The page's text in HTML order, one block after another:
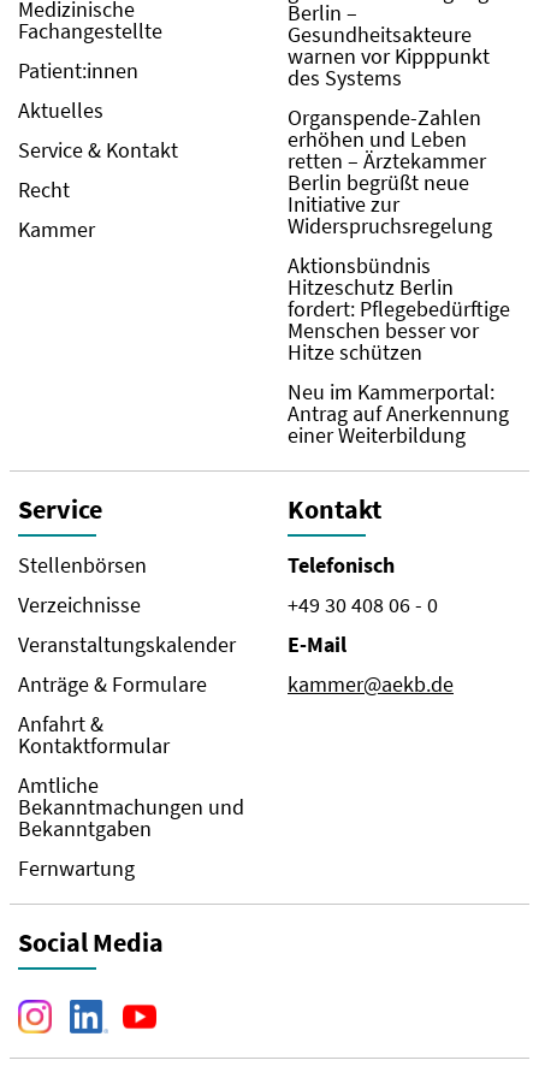
Medizinische
Fachangestellte
Patient:innen
Aktuelles
Service & Kontakt
Recht
Kammer
Berlin –
Gesundheitsakteure
warnen vor Kipppunkt
des Systems
Organspende-Zahlen
erhöhen und Leben
retten – Ärztekammer
Berlin begrüßt neue
Initiative zur
Widerspruchsregelung
Aktionsbündnis
Hitzeschutz Berlin
fordert: Pflegebedürftige
Menschen besser vor
Hitze schützen
Neu im Kammerportal:
Antrag auf Anerkennung
einer Weiterbildung
Service
Stellenbörsen
Verzeichnisse
Veranstaltungskalender
Anträge & Formulare
Anfahrt &
Kontaktformular
Amtliche
Bekanntmachungen und
Bekanntgaben
Fernwartung
Kontakt
Telefonisch
+49 30 408 06 - 0
E-Mail
kammer@aekb.de
Social Media